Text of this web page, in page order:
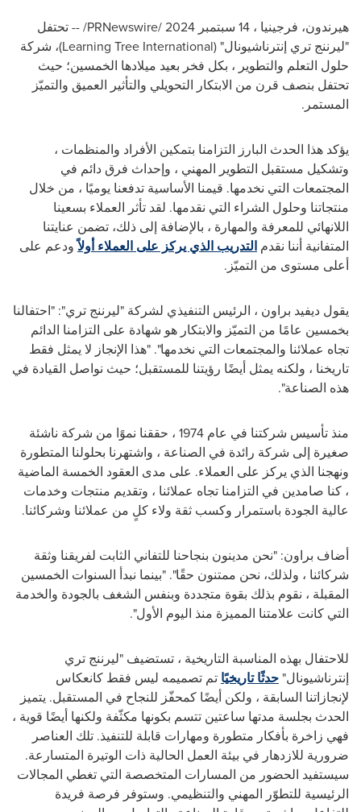
هيرندون، فرجينيا ، 14 سبتمبر 2024 / PRNewswire/ -- تحتفل
"ليرننج تري إنترناشيونال" (Learning Tree International)، شركة
حلول التعلم والتطوير ، بكل فخر بعيد ميلادها الخمسين؛ حيث
تحتفل بنصف قرن من الابتكار التحويلي والتأثير العميق والتميّز
المستمر.
يؤكد هذا الحدث البارز التزامنا بتمكين الأفراد والمنظمات ،
وتشكيل مستقبل التطوير المهني ، وإحداث فرق دائم في
المجتمعات التي نخدمها. قيمنا الأساسية تدفعنا يوميًا ، من خلال
منتجاتنا وحلول الشراء التي نقدمها. لقد تأثر العملاء بسعينا
اللانهائي للمعرفة والمهارة ، بالإضافة إلى ذلك، تضمن عنايتنا
المتفانية أننا نقدم التدريب الذي يركز على العملاء أولاًودعم على
أعلى مستوى من التميّز.
يقول ديفيد براون ، الرئيس التنفيذي لشركة "ليرننج تري": "احتفالنا
بخمسين عامًا من التميّز والابتكار هو شهادة على التزامنا الدائم
تجاه عملائنا والمجتمعات التي نخدمها". "هذا الإنجاز لا يمثل فقط
تاريخنا ، ولكنه يمثل أيضًا رؤيتنا للمستقبل؛ حيث نواصل القيادة في
هذه الصناعة".
منذ تأسيس شركتنا في عام 1974 ، حققنا نموًا من شركة ناشئة
صغيرة إلى شركة رائدة في الصناعة ، واشتهرنا بحلولنا المتطورة
ونهجنا الذي يركز على العملاء. على مدى العقود الخمسة الماضية
، كنا صامدين في التزامنا تجاه عملائنا ، وتقديم منتجات وخدمات
عالية الجودة باستمرار وكسب ثقة ولاء كلٍ من عملائنا وشركائنا.
أضاف براون: "نحن مدينون بنجاحنا للتفاني الثابت لفريقنا وثقة
شركائنا ، ولذلك، نحن ممتنون حقًا". "بينما نبدأ السنوات الخمسين
المقبلة ، نقوم بذلك بقوة متجددة وبنفس الشغف بالجودة والخدمة
التي كانت علامتنا المميزة منذ اليوم الأول".
للاحتفال بهذه المناسبة التاريخية ، تستضيف "ليرننج تري
إنترناشيونال" حدثًا تاريخيًا تم تصميمه ليس فقط كانعكاس
لإنجازاتنا السابقة ، ولكن أيضًا كمحفّز للنجاح في المستقبل. يتميز
الحدث بجلسة مدتها ساعتين تتسم بكونها مكثّفة ولكنها أيضًا قوية ،
فهي زاخرة بأفكار متطورة ومهارات قابلة للتنفيذ. تلك العناصر
ضرورية للازدهار في بيئة العمل الحالية ذات الوتيرة المتسارعة.
سيستفيد الحضور من المسارات المتخصصة التي تغطي المجالات
الرئيسية للتطوّر المهني والتنظيمي. وستوفر فرصة فريدة